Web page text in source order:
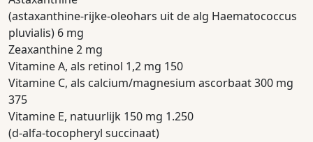
(astaxanthine-rijke-oleohars uit de alg Haematococcus
pluvialis) 6 mg
Zeaxanthine 2 mg
Vitamine A, als retinol 1,2 mg 150
Vitamine C, als calcium/magnesium ascorbaat 300 mg
375
Vitamine E, natuurlijk 150 mg 1.250
(d-alfa-tocopheryl succinaat)